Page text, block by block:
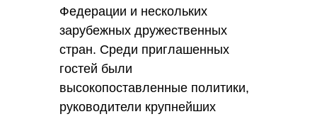
Федерации и нескольких
зарубежных дружественных
стран. Среди приглашенных
гостей были
высокопоставленные политики,
руководители крупнейших